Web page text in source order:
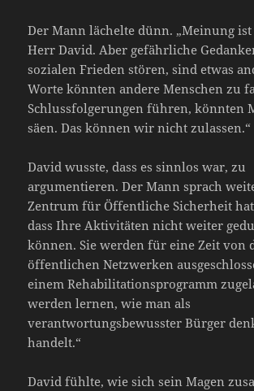
Der Mann lächelte dünn. „Meinung ist
Herr David. Aber gefährliche
sozialen Frieden stören, sind etwas
Worte könnten andere Menschen zu
Schlussfolgerungen führen, könnten
säen. Das können wir nicht zulassen.“
David wusste, dass es sinnlos war, zu
argumentieren. Der Mann sprach
Zentrum für Öffentliche Sicherheit
dass Ihre Aktivitäten nicht weiter
können. Sie werden für eine Zeit von
öffentlichen Netzwerken
einem Rehabilitationsprogramm
werden lernen, wie man als
verantwortungsbewusster Bürger
handelt.“
David fühlte, wie sich sein Magen